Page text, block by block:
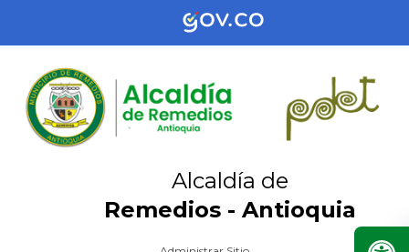
Alcaldía de
Remedios - Antioquia